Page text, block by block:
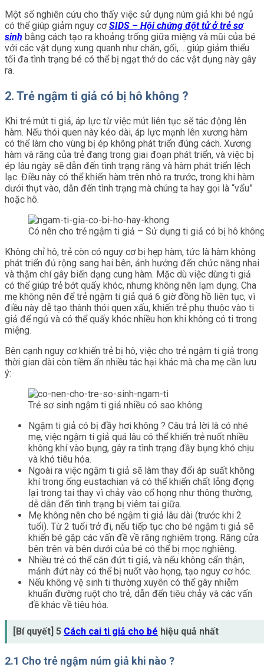
Một số nghiên cứu cho thấy việc sử dụng núm giả khi bé ngủ
có thể giúp giảm nguy cơSIDS – Hội chứng đột tử ở trẻ sơ
sinh bằng cách tạo ra khoảng trống giữa miệng và mũi của bé
với các vật dụng xung quanh như chăn, gối,… giúp giảm thiểu
tối đa tình trạng bé có thể bị ngạt thở do các vật dụng này gây
ra.
2. Trẻ ngậm ti giả có bị hô không ?
Khi trẻ mút ti giả, áp lực từ việc mút liên tục sẽ tác động lên
hàm. Nếu thói quen này kéo dài, áp lực mạnh lên xương hàm
có thể làm cho vùng bị ép không phát triển đúng cách. Xương
hàm và răng của trẻ đang trong giai đoạn phát triển, và việc bị
ép lâu ngày sẽ dẫn đến tình trạng răng và hàm phát triển lệch
lạc. Điều này có thể khiến hàm trên nhô ra trước, trong khi hàm
dưới thụt vào, dẫn đến tình trạng mà chúng ta hay gọi là “vẩu”
hoặc hô.
Có nên cho trẻ ngậm ti giả – Sử dụng ti giả có bị hô
Không chỉ hô, trẻ còn có nguy cơ bị hẹp hàm, tức là hàm không
phát triển đủ rộng sang hai bên, ảnh hưởng đến chức năng nhai
và thậm chí gây biến dạng cung hàm. Mặc dù việc dùng ti giả
có thể giúp trẻ bớt quấy khóc, nhưng không nên lạm dụng. Cha
mẹ không nên để trẻ ngậm ti giả quá 6 giờ đồng hồ liên tục, vì
điều này dễ tạo thành thói quen xấu, khiến trẻ phụ thuộc vào ti
giả để ngủ và có thể quấy khóc nhiều hơn khi không có ti trong
miệng.
Bên cạnh nguy cơ khiến trẻ bị hô, việc cho trẻ ngậm ti giả trong
thời gian dài còn tiềm ẩn nhiều tác hại khác mà cha mẹ cần lưu
ý:
Trẻ sơ sinh ngậm ti giả nhiều có sao không
Ngậm ti giả có bị đầy hơi không ? Câu trả lời là có nhé
mẹ, việc ngậm ti giả quá lâu có thể khiến trẻ nuốt nhiều
không khí vào bụng, gây ra tình trạng đầy bụng khó chịu
và khó tiêu hóa.
Ngoài ra việc ngậm ti giả sẽ làm thay đổi áp suất không
khí trong ống eustachian và có thể khiến chất lỏng đọng
lại trong tai thay vì chảy vào cổ họng như thông thường,
dễ dẫn đến tình trạng bị viêm tai giữa.
Mẹ không nên cho bé ngậm ti giả lâu dài (trước khi 2
tuổi). Từ 2 tuổi trở đi, nếu tiếp tục cho bé ngậm ti giả sẽ
khiến bé gặp các vấn đề về răng nghiêm trọng. Răng cửa
bên trên và bên dưới của bé có thể bị mọc nghiêng.
Nhiều trẻ có thể cắn đứt ti giả, và nếu không cẩn thận,
mảnh đứt này có thể bị nuốt vào họng, tạo nguy cơ hóc.
Nếu không vệ sinh ti thường xuyên có thể gây nhiễm
khuẩn đường ruột cho trẻ, dẫn đến tiêu chảy và các vấn
đề khác về tiêu hóa.
[Bí quyết] 5 Cách cai ti giả cho bé hiệu quả nhất
2.1 Cho trẻ ngậm núm giả khi nào ?